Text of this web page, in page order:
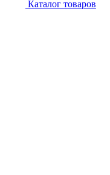
Каталог товаров